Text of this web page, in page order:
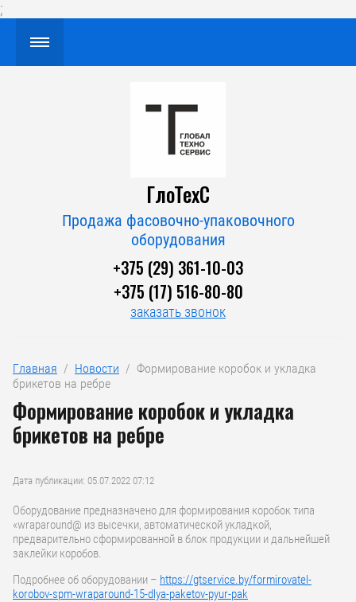
;
ГлоТехС
Продажа фасовочно-упаковочного
оборудования
+375 (29) 361-10-03
+375 (17) 516-80-80
заказать звонок
Главная
  /
Новости
  /  Формирование коробок и укладка
брикетов на ребре
Формирование коробок и укладка
брикетов на ребре
Дата публикации: 05.07.2022 07:12
Оборудование предназначено для формирования коробок типа
«wraparound@ из высечки, автоматической укладкой,
предварительно сформированной в блок продукции и дальнейшей
заклейки коробов.
Подробнее об оборудовании – https://gtservice.by/formirovatel-
korobov-spm-wraparound-15-dlya-paketov-pyur-pak